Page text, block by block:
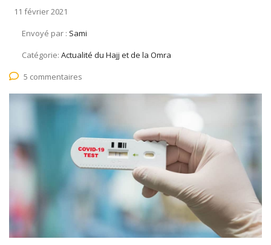
11 février 2021
Envoyé par : Sami
Catégorie: Actualité du Hajj et de la Omra
5 commentaires